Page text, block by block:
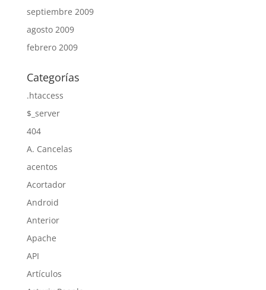
septiembre 2009
agosto 2009
febrero 2009
Categorías
.htaccess
$_server
404
A. Cancelas
acentos
Acortador
Android
Anterior
Apache
API
Artículos